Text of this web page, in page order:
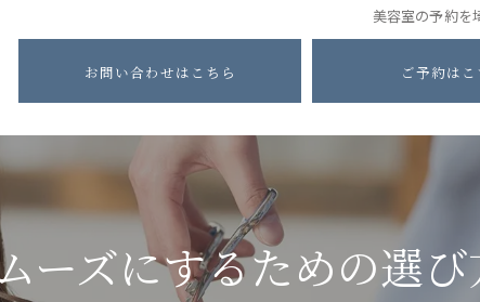
美容室の予約を
お問い合わせはこちら ご予約はこ
ーズにするための選